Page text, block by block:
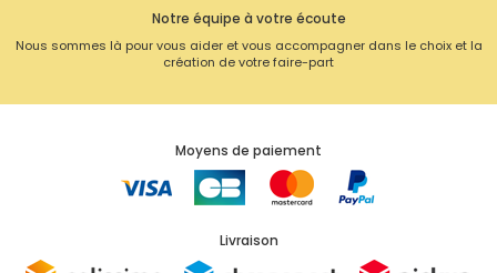
Notre équipe à votre écoute
Nous sommes là pour vous aider et vous accompagner dans le choix et la
création de votre faire-part
Moyens de paiement
Livraison